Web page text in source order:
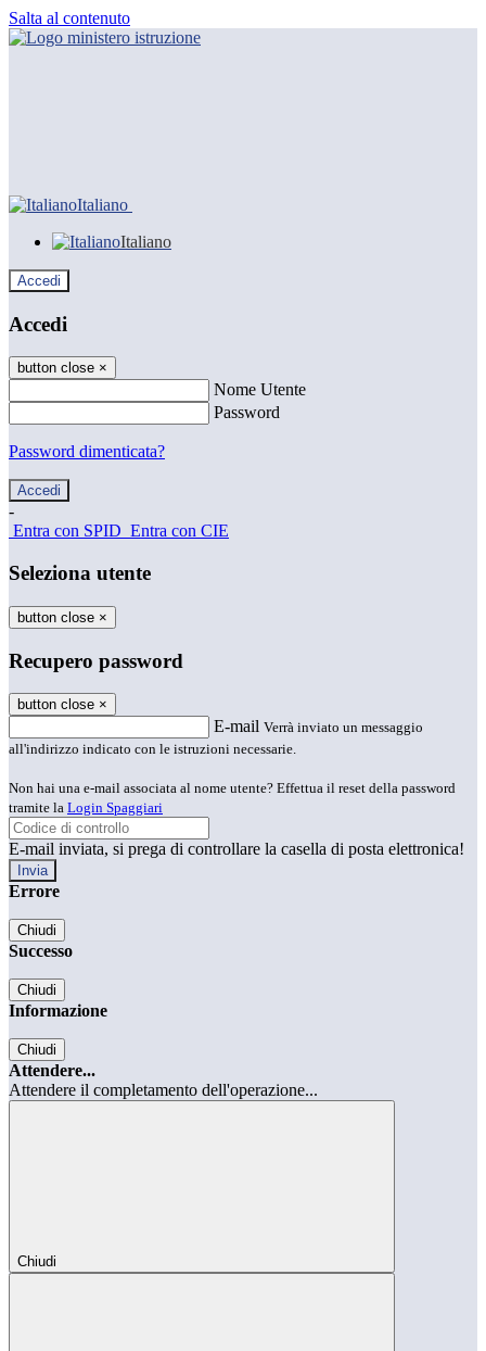
Salta al contenuto
Italiano
Italiano
Accedi
Accedi
button close ×
Nome Utente
Password
Password dimenticata?
-
Entra con SPID Entra con CIE
Seleziona utente
button close ×
Recupero password
button close ×
E-mail Verrà inviato un messaggio
all'indirizzo indicato con le istruzioni necessarie.
Non hai una e-mail associata al nome utente? Effettua il reset della password
tramite la Login Spaggiari
E-mail inviata, si prega di controllare la casella di posta elettronica!
Errore
Chiudi
Successo
Chiudi
Informazione
Chiudi
Attendere...
Attendere il completamento dell'operazione...
Chiudi